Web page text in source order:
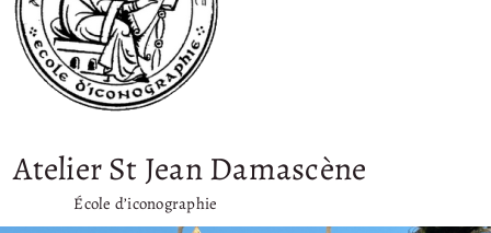
Atelier St Jean Damascène
École d’iconographie